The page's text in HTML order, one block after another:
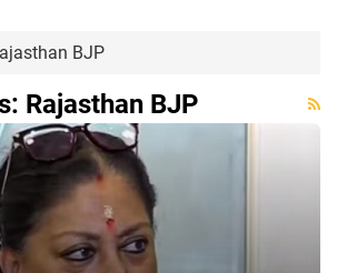
BJP
Rajasthan BJP